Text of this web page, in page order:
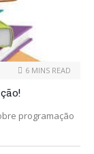
6 MINS READ
programação